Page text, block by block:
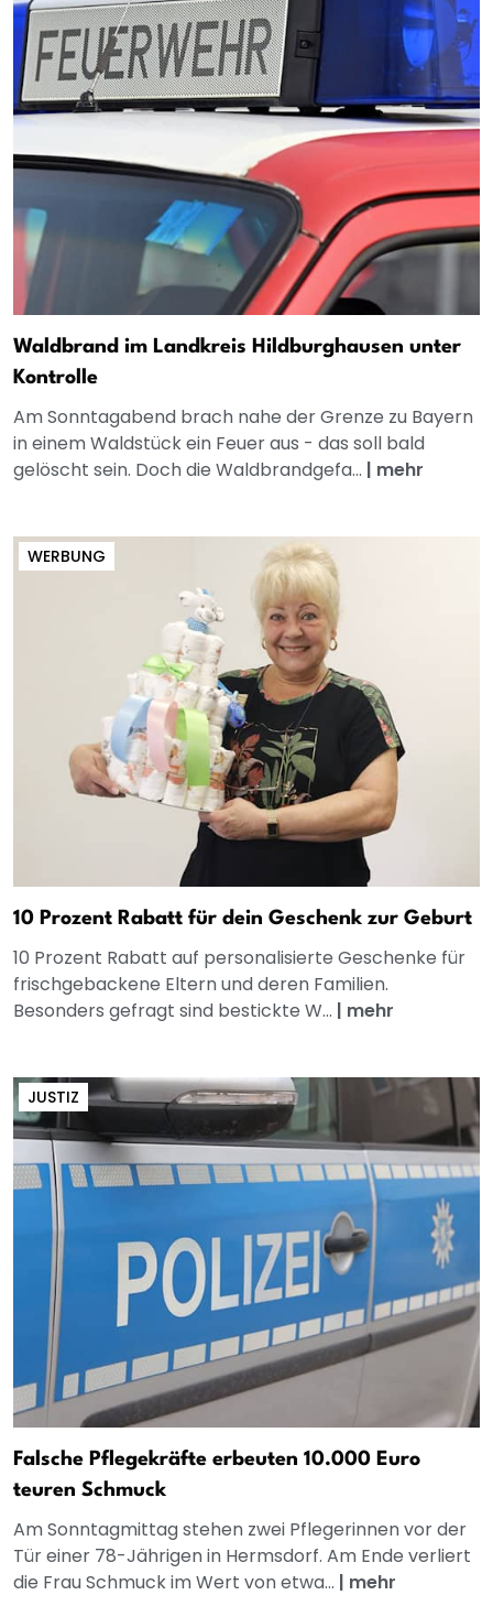
Waldbrand im Landkreis Hildburghausen unter
Kontrolle
Am Sonntagabend brach nahe der Grenze zu Bayern
in einem Waldstück ein Feuer aus - das soll bald
gelöscht sein. Doch die Waldbrandgefa... | mehr
WERBUNG
10 Prozent Rabatt für dein Geschenk zur Geburt
10 Prozent Rabatt auf personalisierte Geschenke für
frischgebackene Eltern und deren Familien.
Besonders gefragt sind bestickte W... | mehr
JUSTIZ
Falsche Pflegekräfte erbeuten 10.000 Euro
teuren Schmuck
Am Sonntagmittag stehen zwei Pflegerinnen vor der
Tür einer 78-Jährigen in Hermsdorf. Am Ende verliert
die Frau Schmuck im Wert von etwa... | mehr